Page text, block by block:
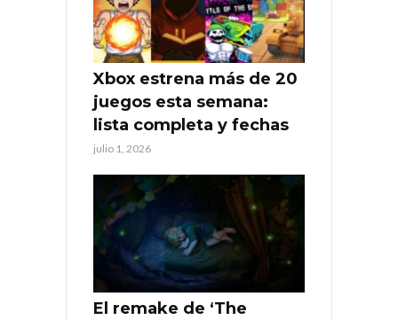
Xbox estrena más de 20
juegos esta semana:
lista completa y fechas
julio 1, 2026
El remake de ‘The